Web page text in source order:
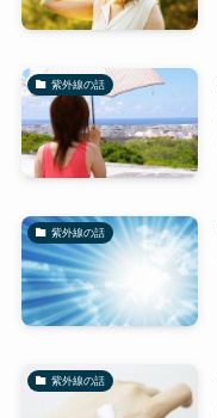
紫外線の話
紫外線の話
紫外線の話